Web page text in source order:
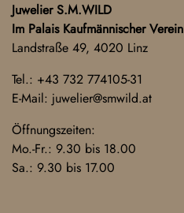
Juwelier S.M.WILD
Im Palais Kaufmännischer Verein
Landstraße 49, 4020 Linz
Tel.: +43 732 774105-31
E-Mail: juwelier@smwild.at
Öffnungszeiten:
Mo.-Fr.: 9.30 bis 18.00
Sa.: 9.30 bis 17.00